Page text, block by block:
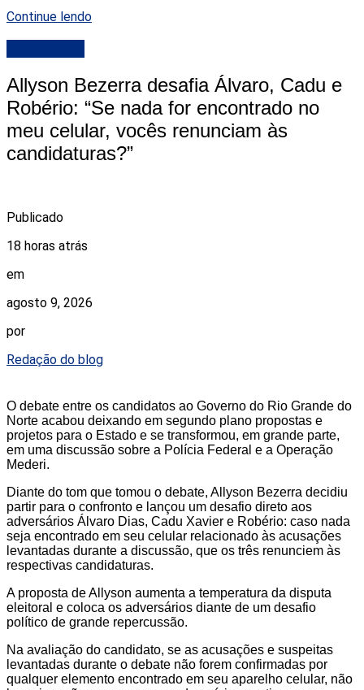
Continue lendo
Allyson Bezerra desafia Álvaro, Cadu e
Robério: “Se nada for encontrado no
meu celular, vocês renunciam às
candidaturas?”
Publicado
18 horas atrás
em
agosto 9, 2026
por
Redação do blog
O debate entre os candidatos ao Governo do Rio Grande do
Norte acabou deixando em segundo plano propostas e
projetos para o Estado e se transformou, em grande parte,
em uma discussão sobre a Polícia Federal e a Operação
Mederi.
Diante do tom que tomou o debate, Allyson Bezerra decidiu
partir para o confronto e lançou um desafio direto aos
adversários Álvaro Dias, Cadu Xavier e Robério: caso nada
seja encontrado em seu celular relacionado às acusações
levantadas durante a discussão, que os três renunciem às
respectivas candidaturas.
A proposta de Allyson aumenta a temperatura da disputa
eleitoral e coloca os adversários diante de um desafio
político de grande repercussão.
Na avaliação do candidato, se as acusações e suspeitas
levantadas durante o debate não forem confirmadas por
qualquer elemento encontrado em seu aparelho celular, não